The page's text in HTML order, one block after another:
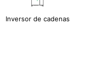
Inversor de cadenas